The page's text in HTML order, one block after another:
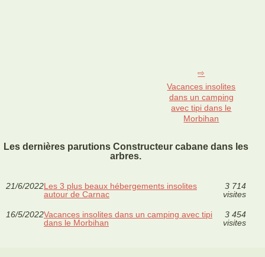
Vacances insolites
dans un camping
avec tipi dans le
Morbihan
Les dernières parutions Constructeur cabane dans les
arbres.
21/6/2022Les 3 plus beaux hébergements insolites
autour de Carnac
3 714
visites
16/5/2022Vacances insolites dans un camping avec tipi
dans le Morbihan
3 454
visites